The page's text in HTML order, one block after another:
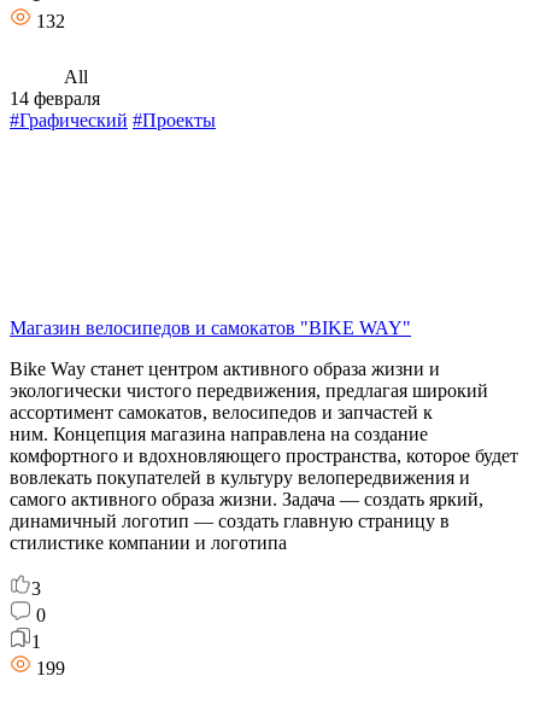
132
All
14 февраля
#Графический #Проекты
Магазин велосипедов и самокатов "BIKE WAY"
Bike Way станет центром активного образа жизни и
экологически чистого передвижения, предлагая широкий
ассортимент самокатов, велосипедов и запчастей к
ним. Концепция магазина направлена на создание
комфортного и вдохновляющего пространства, которое будет
вовлекать покупателей в культуру велопередвижения и
самого активного образа жизни. Задача — создать яркий,
динамичный логотип — создать главную страницу в
стилистике компании и логотипа
3
0
1
199